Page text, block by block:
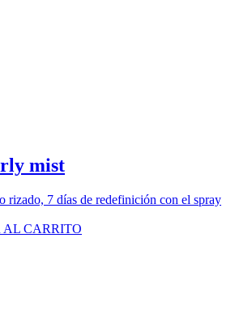
mist
rizado, 7 días de redefinición con el spray
CARRITO